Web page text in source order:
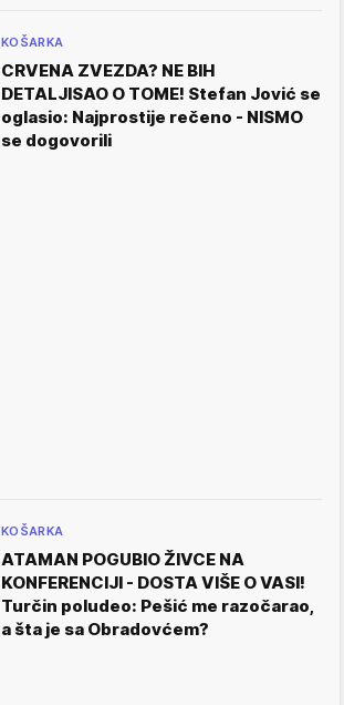
KOŠARKA
CRVENA ZVEZDA? NE BIH
DETALJISAO O TOME! Stefan Jović se
oglasio: Najprostije rečeno - NISMO
se dogovorili
KOŠARKA
ATAMAN POGUBIO ŽIVCE NA
KONFERENCIJI - DOSTA VIŠE O VASI!
Turčin poludeo: Pešić me razočarao,
a šta je sa Obradovćem?